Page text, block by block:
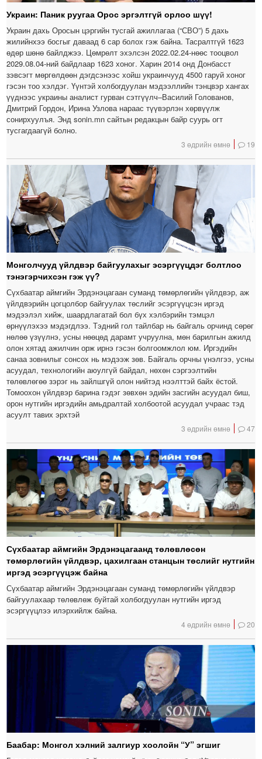
Украин: Паник руугаа Орос эргэлтгүй орлоо шүү!
Украин дахь Оросын цэргийн тусгай ажиллагаа (“СВО”) 5 дахь
жилийнхээ босгыг даваад 6 сар болох гэж байна. Тасралтгүй 1623
өдөр шөнө байлджээ. Цөмрөлт эхэлсэн 2022.02.24-нөөс тооцвол
2029.08.04-ний байдлаар 1623 хоног. Харин 2014 онд Донбасст
зэвсэгт мөргөлдөөн дэгдсэнээс хойш украинчууд 4500 гаруй хоног
гэсэн тоо хэлдэг. Үүнтэй холбогдуулан мэдээллийн тэнцвэр хангах
үүднээс украины аналист гурван сэтгүүлч–Василий Голованов,
Дмитрий Гордон, Ирина Узлова нараас түүвэрлэн хөрвүүлж
сонирхуулъя. Энд sonin.mn сайтын редакцын байр суурь огт
тусгагдаагүй болно.
3 өдрийн өмнө 19
Монголчууд үйлдвэр байгуулахыг эсэргүүцдэг болтлоо
тэнэгэрчихсэн гэж үү?
Сүхбаатар аймгийн Эрдэнэцагаан суманд төмөрлөгийн үйлдвэр, аж
үйлдвэрийн цогцолбор байгуулах төслийг эсэргүүцсэн иргэд
мэдээлэл хийж, шаардлагатай бол бүх хэлбэрийн тэмцэл
өрнүүлэхээ мэдэгдлээ. Тэдний гол тайлбар нь байгаль орчинд сөрөг
нөлөө үзүүлнэ, усны нөөцөд дарамт учруулна, мөн барилгын ажилд
олон хятад ажилчин орж ирнэ гэсэн болгоомжлол юм. Иргэдийн
санаа зовнилыг сонсох нь мэдээж зөв. Байгаль орчны үнэлгээ, усны
асуудал, технологийн аюулгүй байдал, нөхөн сэргээлтийн
төлөвлөгөө зэрэг нь зайлшгүй олон нийтэд нээлттэй байх ёстой.
Томоохон үйлдвэр барина гэдэг зөвхөн эдийн засгийн асуудал биш,
орон нутгийн иргэдийн амьдралтай холбоотой асуудал учраас тэд
асуулт тавих эрхтэй
3 өдрийн өмнө 47
Сүхбаатар аймгийн Эрдэнэцагаанд төлөвлөсөн
төмөрлөгийн үйлдвэр, цахилгаан станцын төслийг нутгийн
иргэд эсэргүүцэж байна
Сүхбаатар аймгийн Эрдэнэцагаан суманд төмөрлөгийн үйлдвэр
байгуулахаар төлөвлөж буйтай холбогдуулан нутгийн иргэд
эсэргүүцлээ илэрхийлж байна.
4 өдрийн өмнө 20
Баабар: Монгол хэлний залгиур хоолойн “У” эгшиг